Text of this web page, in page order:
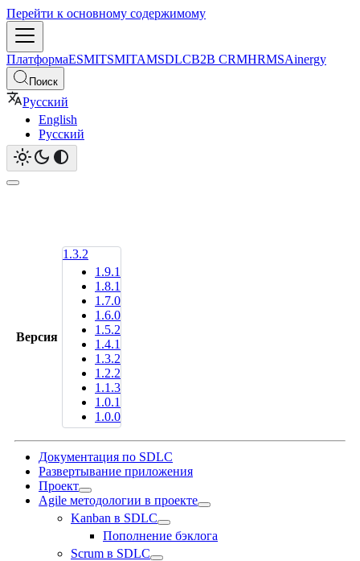
Перейти к основному содержимому
ПлатформаESMITSMITAMSDLCB2B CRMHRMSAinergy
Поиск
Русский
English
Русский
Версия
1.3.2
1.9.1
1.8.1
1.7.0
1.6.0
1.5.2
1.4.1
1.3.2
1.2.2
1.1.3
1.0.1
1.0.0
Документация по SDLC
Развертывание приложения
Проект
Agile методологии в проекте
Kanban в SDLC
Пополнение бэклога
Scrum в SDLC